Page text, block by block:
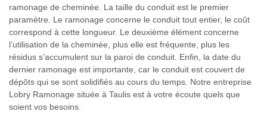
ramonage de cheminée. La taille du conduit est le premier
paramètre. Le ramonage concerne le conduit tout entier, le coût
correspond à cette longueur. Le deuxième élément concerne
l’utilisation de la cheminée, plus elle est fréquente, plus les
résidus s’accumulent sur la paroi de conduit. Enfin, la date du
dernier ramonage est importante, car le conduit est couvert de
dépôts qui se sont solidifiés au cours du temps. Notre entreprise
Lobry Ramonage située à Taulis est à votre écoute quels que
soient vos besoins.